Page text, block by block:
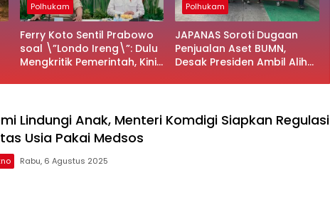
Polhukam
Ferry Koto Sentil Prabowo
soal \”Londo Ireng\”: Dulu
Mengkritik Pemerintah, Kini
Polhukam
JAPANAS Soroti Dugaan
Penjualan Aset BUMN,
Desak Presiden Ambil Alih
Lindungi Anak, Menteri Komdigi Siapkan Regulasi
Usia Pakai Medsos
Rabu, 6 Agustus 2025